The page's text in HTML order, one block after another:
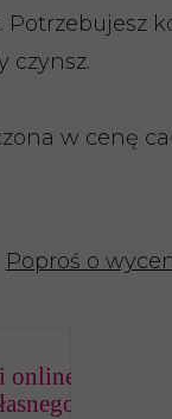
czynsz.
w cenę
Poproś o
online
banku